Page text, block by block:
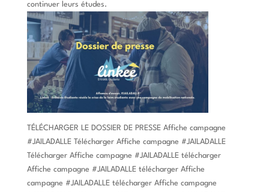
continuer leurs études.
TÉLÉCHARGER LE DOSSIER DE PRESSE Affiche campagne
#JAILADALLE Télécharger Affiche campagne #JAILADALLE
Télécharger Affiche campagne #JAILADALLE télécharger
Affiche campagne #JAILADALLE télécharger Affiche
campagne #JAILADALLE télécharger Affiche campagne